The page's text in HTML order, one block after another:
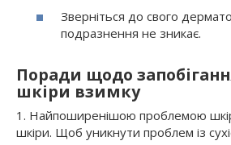
Зверніться до свого
подразнення не зникає.
Поради щодо
шкіри взимку
1. Найпоширенішою проблемою
шкіри. Щоб уникнути проблем із